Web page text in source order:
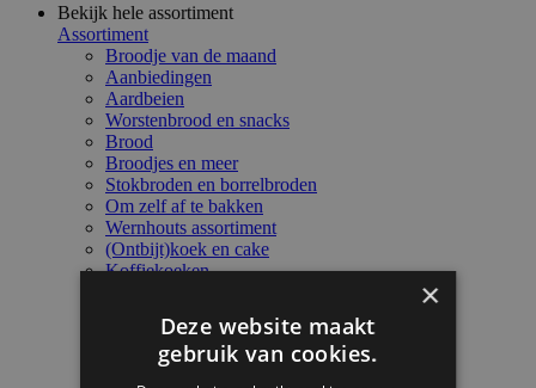
Bekijk hele assortiment
Assortiment
Broodje van de maand
Aanbiedingen
Aardbeien
Worstenbrood en snacks
Brood
Broodjes en meer
Stokbroden en borrelbroden
Om zelf af te bakken
Wernhouts assortiment
(Ontbijt)koek en cake
Koffiekoeken
Vlaaien
×
Deze website maakt
gebruik van cookies.